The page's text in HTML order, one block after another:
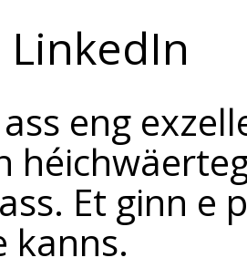
LinkedIn
eng
Et ginn e
kanns.